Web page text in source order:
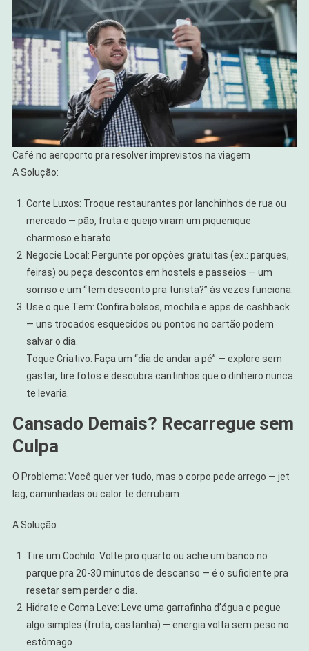
Café no aeroporto pra resolver imprevistos na viagem
A Solução:
Corte Luxos: Troque restaurantes por lanchinhos de rua ou
mercado — pão, fruta e queijo viram um piquenique
charmoso e barato.
Negocie Local: Pergunte por opções gratuitas (ex.: parques,
feiras) ou peça descontos em hostels e passeios — um
sorriso e um “tem desconto pra turista?” às vezes funciona.
Use o que Tem: Confira bolsos, mochila e apps de cashback
— uns trocados esquecidos ou pontos no cartão podem
salvar o dia.
Toque Criativo: Faça um “dia de andar a pé” — explore sem
gastar, tire fotos e descubra cantinhos que o dinheiro nunca
te levaria.
Cansado Demais? Recarregue sem
Culpa
O Problema: Você quer ver tudo, mas o corpo pede arrego — jet
lag, caminhadas ou calor te derrubam.
A Solução:
Tire um Cochilo: Volte pro quarto ou ache um banco no
parque pra 20-30 minutos de descanso — é o suficiente pra
resetar sem perder o dia.
Hidrate e Coma Leve: Leve uma garrafinha d’água e pegue
algo simples (fruta, castanha) — energia volta sem peso no
estômago.